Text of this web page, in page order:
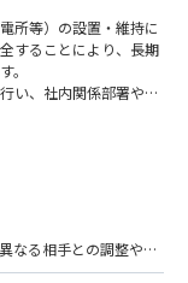
・廃炉分野の大型案件
上流活動にも取り組ん
との共創関係構築の仕
クト活動を主導いただ
でいただくことを期待
廃炉部門の複数のプ
経験を積んでいただ
門知識を有する方
を有する方
所等）の設置・維持に
することにより、長期
。
い、社内関係部署や委
者との用地交渉
ループ、送変電工事会
なる相手との調整や合